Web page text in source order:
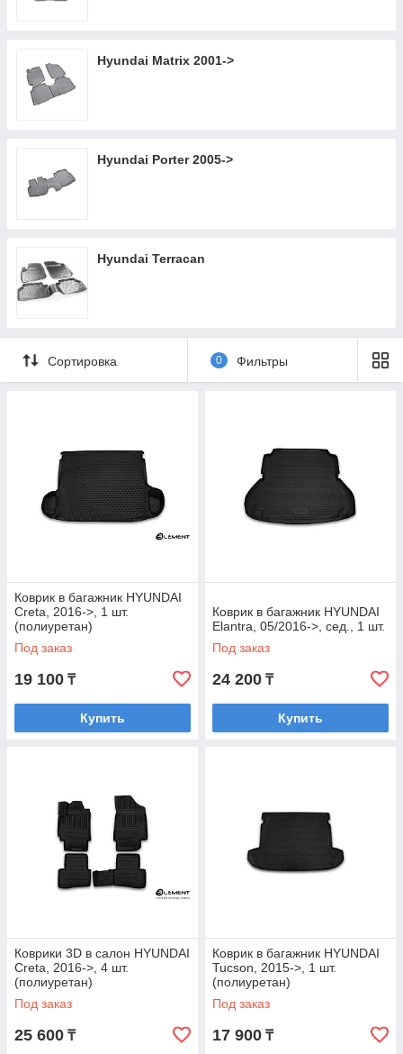
Hyundai Matrix 2001->
Hyundai Porter 2005->
Hyundai Terracan
Сортировка 0 Фильтры
Коврик в багажник HYUNDAI
Creta, 2016->, 1 шт.
(полиуретан)
Под заказ
19 100 ₸
Купить
Коврик в багажник HYUNDAI
Elantra, 05/2016->, сед., 1 шт.
Под заказ
24 200 ₸
Купить
Коврики 3D в салон HYUNDAI
Creta, 2016->, 4 шт.
(полиуретан)
Под заказ
25 600 ₸
Коврик в багажник HYUNDAI
Tucson, 2015->, 1 шт.
(полиуретан)
Под заказ
17 900 ₸